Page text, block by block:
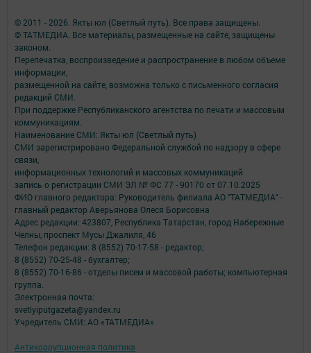
© 2011 - 2026. Якты юл (Светлый путь). Все права защищены.
© ТАТМЕДИА. Все материалы, размещенные на сайте, защищены
законом.
Перепечатка, воспроизведение и распространение в любом объеме
информации,
размещенной на сайте, возможна только с письменного согласия
редакций СМИ.
При поддержке Республиканского агентства по печати и массовым
коммуникациям.
Наименование СМИ: Якты юл (Светлый путь)
СМИ зарегистрировано Федеральной службой по надзору в сфере
связи,
информационных технологий и массовых коммуникаций
запись о регистрации СМИ ЭЛ № ФС 77 - 90170 от 07.10.2025
ФИО главного редактора: Руководитель филиала АО "ТАТМЕДИА" -
главный редактор Аверьянова Олеся Борисовна
Адрес редакции: 423807, Республика Татарстан, город Набережные
Челны, проспект Мусы Джалиля, 46
Телефон редакции: 8 (8552) 70-17-58 - редактор;
8 (8552) 70-25-48 - бухгалтер;
8 (8552) 70-16-86 - отделы писем и массовой работы; компьютерная
группа.
Электронная почта:
svetlyiputgazeta@yandex.ru
Учредитель СМИ: АО «ТАТМЕДИА»
Антикоррупционная политика